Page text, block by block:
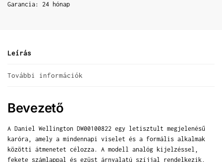
Garancia: 24 hónap
Leírás
További információk
Bevezető
A Daniel Wellington DW00100822 egy letisztult megjelenésű
karóra, amely a mindennapi viselet és a formális alkalmak
közötti átmenetet célozza. A modell analóg kijelzéssel,
fekete számlappal és ezüst árnyalatú szíjjal rendelkezik,